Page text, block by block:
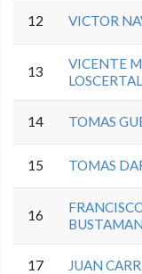
12 VICTOR
13
VICENTE
14 TOMAS
15 TOMAS
16
17 JUAN